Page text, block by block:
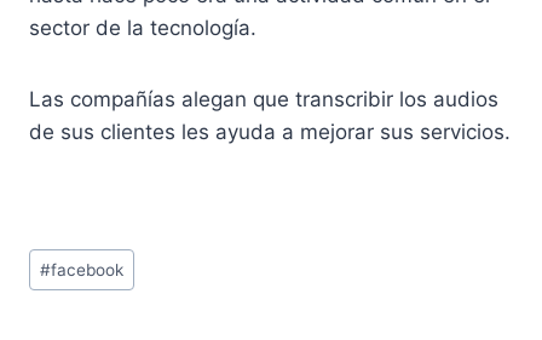
sector de la tecnología.
Las compañías alegan que transcribir los audios
de sus clientes les ayuda a mejorar sus servicios.
Etiquetas
de
#facebook